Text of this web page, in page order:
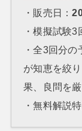
・販売日：
・模擬試験
・全3回分
が知恵を絞
果、良問を
・無料解説